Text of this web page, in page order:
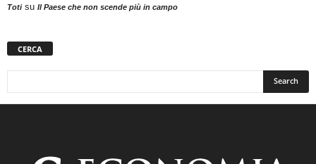
Totisu Il Paese che non scende più in campo
CERCA